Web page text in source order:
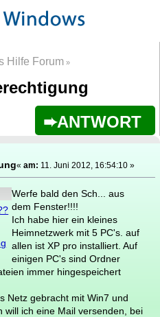
Hilfe Forum »
ANTWORT
«am: 11. Juni 2012, 16:54:10 »
Werfe bald den Sch... aus
dem Fenster!!!!
Ich habe hier ein kleines
Heimnetzwerk mit 5 PC's. auf
allen ist XP pro installiert. Auf
einigen PC's sind Ordner
immer hingespeichert
Netz gebracht mit Win7 und
will ich eine Mail versenden, bei